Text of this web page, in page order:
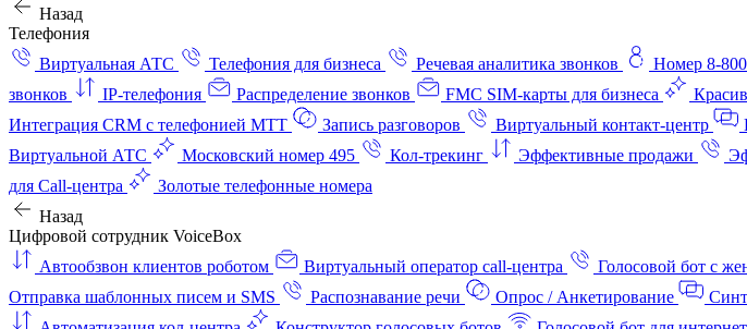
Назад
Телефония
Виртуальная АТС
Телефония для бизнеса Речевая аналитика звонков Номер 8-800
звонков
IP-телефония Распределение звонков FMC SIM-карты для бизнеса
Интеграция CRM с телефонией МТТ
Запись разговоров Виртуальный контакт‑центр
Виртуальной АТС
Московский номер 495 Кол-трекинг Эффективные продажи
для Call-центра
Золотые телефонные номера
Назад
Цифровой сотрудник VoiceBox
Автообзвон клиентов роботом
Виртуальный оператор call-центра Голосовой бот с
Отправка шаблонных писем и SMS
Распознавание речи Опрос / Анкетирование